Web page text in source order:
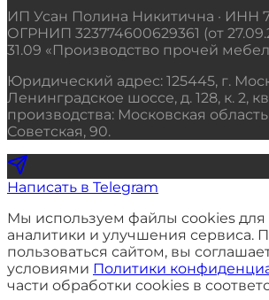
ИП Усан Полина Никитична · ИНН
ОГРНИП 323774600629361 (от
31.09 «Производство прочей
Юридический адрес: 125445, г.
Ленинградское шоссе, д. 128, к. 2,
производства: Московская
Советская, 90.
Написать в Telegram
Мы используем файлы cookies для
аналитики и улучшения сервиса.
пользоваться сайтом, вы
условиями Политики
части обработки cookies в